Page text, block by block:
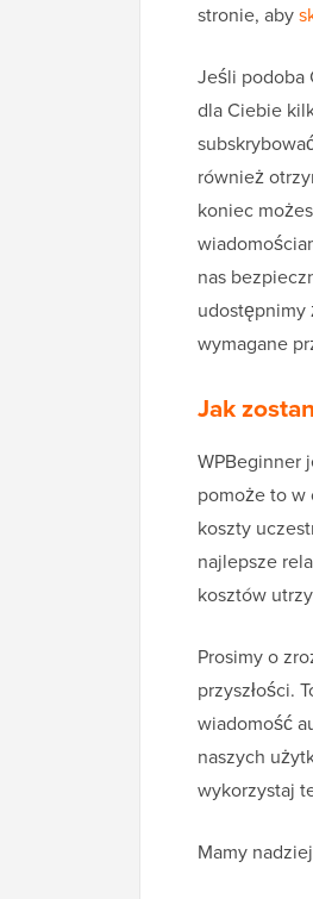
stronie, aby
Jeśli podoba
dla Ciebie
również
koniec
nas
udostępnimy
wymagane
Jak
WPBeginner
pomoże to w
koszty
najlepsze
kosztów
Prosimy o
przyszłości.
wiadomość
naszych
wykorzystaj
Mamy